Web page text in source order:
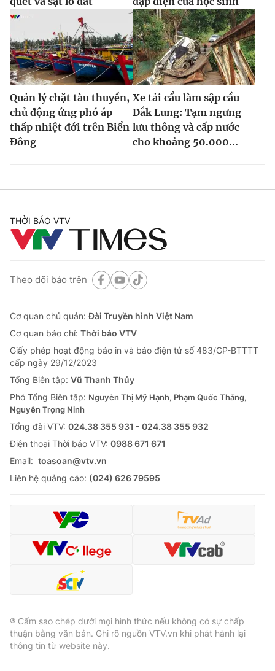
Quản lý chặt tàu thuyền,
chủ động ứng phó áp
thấp nhiệt đới trên Biển
Đông
Xe tải cẩu làm sập cầu
Đắk Lung: Tạm ngưng
lưu thông và cấp nước
cho khoảng 50.000...
THỜI BÁO VTV
Theo dõi báo trên
Cơ quan chủ quản:Đài Truyền hình Việt Nam
Cơ quan báo chí: Thời báo VTV
Giấy phép hoạt động báo in và báo điện tử số 483/GP-BTTTT
cấp ngày 29/12/2023
Tổng Biên tập: Vũ Thanh Thủy
Phó Tổng Biên tập: Nguyễn Thị Mỹ Hạnh, Phạm Quốc Thắng,
Nguyễn Trọng Ninh
Tổng đài VTV: 024.38 355 931 - 024.38 355 932
Ðiện thoại Thời báo VTV: 0988 671 671
Email: toasoan@vtv.vn
Liên hệ quảng cáo: (024) 626 79595
® Cấm sao chép dưới mọi hình thức nếu không có sự chấp
thuận bằng văn bản. Ghi rõ nguồn VTV.vn khi phát hành lại
thông tin từ website này.